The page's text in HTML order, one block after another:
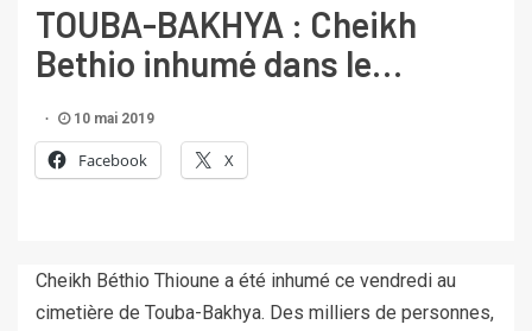
TOUBA-BAKHYA : Cheikh
Bethio inhumé dans le…
10 mai 2019
Facebook X
Cheikh Béthio Thioune a été inhumé ce vendredi au
cimetière de Touba-Bakhya. Des milliers de personnes,